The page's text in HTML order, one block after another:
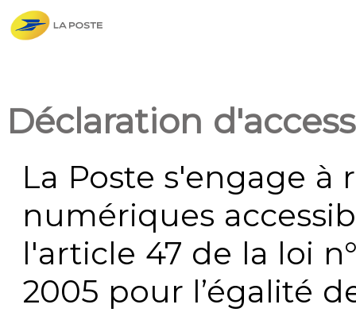
Déclaration
La Poste s'engage à
numériques
l'article 47 de la loi
2005 pour l’égalité